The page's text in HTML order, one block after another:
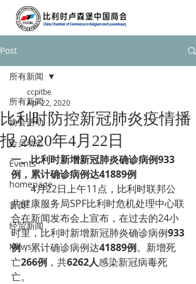
Post
所有新闻
协会活动
会员动态
Events
homepage
首页
经贸新闻
News
所有新闻
比利时防控新冠肺炎疫情播
报 2020年4月22日
ccpitbe
Apr 22, 2020
一、比利时新增新冠肺炎确诊病例933
例，累计确诊病例达41889例
4月22日上午11点，比利时联邦公
共健康服务局SPF比利时危机处理中心联
合在新闻发布会上宣布，在过去的24小
时里，比利时新增新冠肺炎确诊病例933
例，累计确诊病例达41889例。新增死
亡266例 ，共6262人感染新冠病毒死
亡。